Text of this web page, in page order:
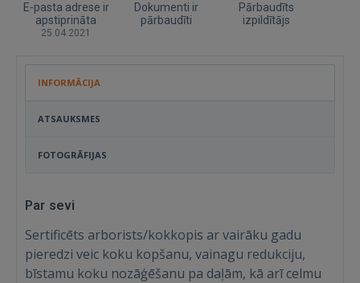
E-pasta adrese ir
apstiprināta
25.04.2021
Dokumenti ir
pārbaudīti
Pārbaudīts
izpildītājs
INFORMĀCIJA
ATSAUKSMES
FOTOGRĀFIJAS
Par sevi
Sertificēts arborists/kokkopis ar vairāku gadu
pieredzi veic koku kopšanu, vainagu redukciju,
bīstamu koku nozāģēšanu pa daļām, kā arī celmu